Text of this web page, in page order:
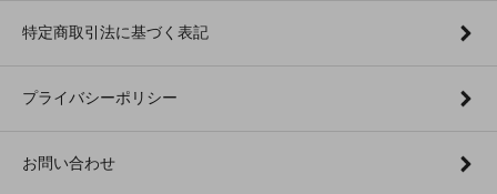
特定商取引法に基づく表記
プライバシーポリシー
お問い合わせ